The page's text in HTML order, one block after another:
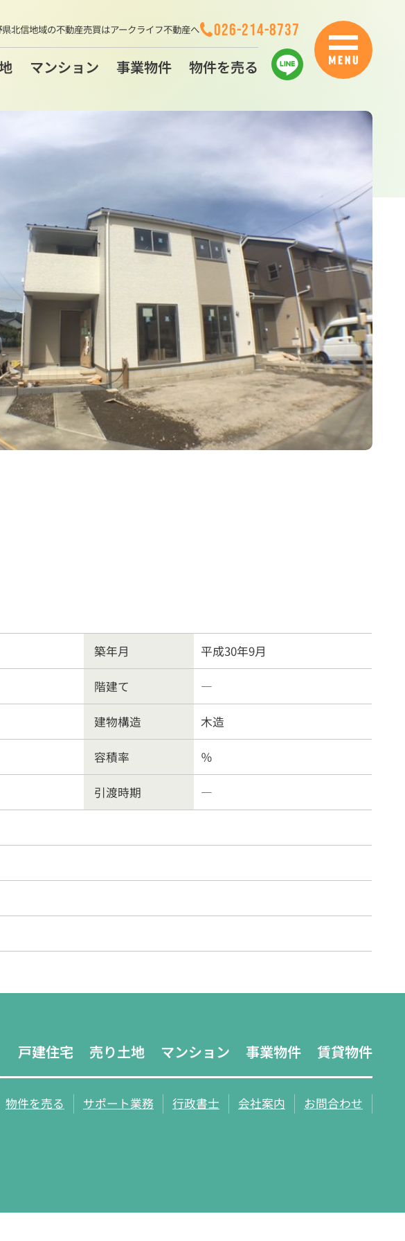
北信地域の不動産売買はアークライフ不動産へ
マンション 事業物件 物件を売る
026-214-8737
築年月 平成30年9月
階建て ―
建物構造 木造
容積率 ％
引渡時期 ―
戸建住宅 売り土地 マンション 事業物件 賃貸物件
物件を売る サポート業務 行政書士 会社案内 お問合わせ
会社案内 お問合わせ
個人情報保護方針